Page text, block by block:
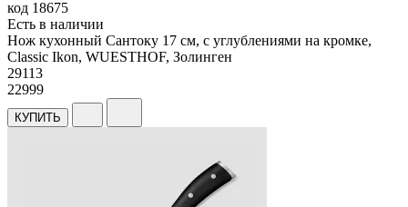
код 18675
Есть в наличии
Нож кухонный Сантоку 17 см, с углублениями на кромке,
Classic Ikon, WUESTHOF, Золинген
29113
22999
КУПИТЬ